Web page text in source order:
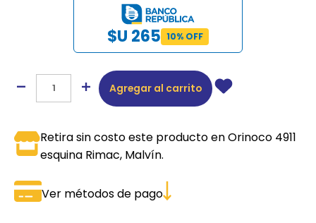
$U 265 10% OFF
Agregar al carrito
Retira sin costo este producto en Orinoco 4911
esquina Rimac, Malvín.
Ver métodos de pago